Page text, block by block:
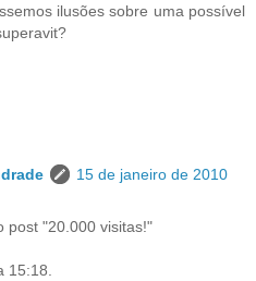
ilusões sobre uma possível
15 de janeiro de 2010
post "20.000 visitas!"
15:18.